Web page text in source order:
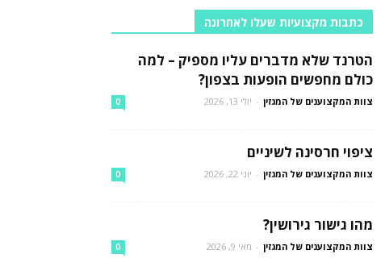
כתבות מקצועיות שעלו לאחרונה
הטרנד שלא מדברים עליו מספיק – למה
כולם מחפשים הופעות בצפון?
צוות המקצוענים של המגזין - יולי 13, 2026 0
ציפוי חרסינה לשיניים
צוות המקצוענים של המגזין - יוני 22, 2026 0
מהו גישור גירושין?
צוות המקצוענים של המגזין - מאי 9, 2026 0